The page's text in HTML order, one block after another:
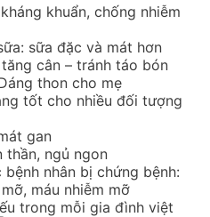
khuẩn, chống nhiễm
sữa đặc và mát hơn
cân – tránh táo bón
thon cho mẹ
tốt cho nhiều đối tượng
gan
ngủ ngon
nhân bị chứng bệnh:
máu nhiễm mỡ
trong mỗi gia đình việt